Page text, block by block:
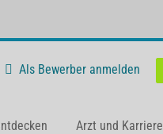
Als Bewerber anmelden
Arzt und Karriere